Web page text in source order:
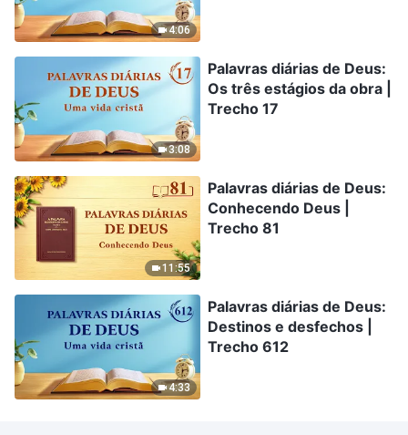
4:06
3:08
Palavras diárias de Deus:
Os três estágios da obra |
Trecho 17
11:55
Palavras diárias de Deus:
Conhecendo Deus |
Trecho 81
4:33
Palavras diárias de Deus:
Destinos e desfechos |
Trecho 612